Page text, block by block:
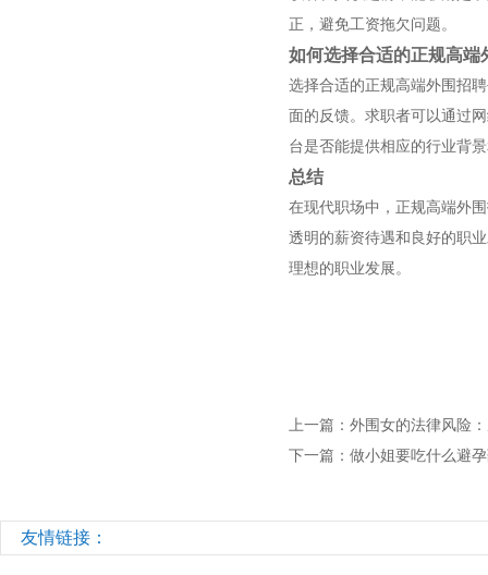
正，避免工资拖欠问题。
如何选择合适的正规高端
选择合适的正规高端外围招
面的反馈。求职者可以通过
台是否能提供相应的行业背
总结
在现代职场中，正规高端外
透明的薪资待遇和良好的职
理想的职业发展。
上一篇： 外围女的法律风险
下一篇： 做小姐要吃什么避
友情链接：